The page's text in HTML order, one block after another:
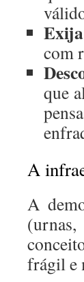
com
que
A
A
frágil e